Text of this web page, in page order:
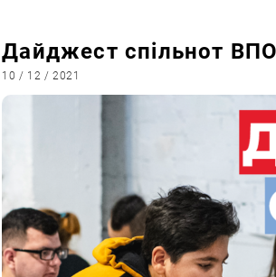
Дайджест спільнот
10 / 12 / 2021